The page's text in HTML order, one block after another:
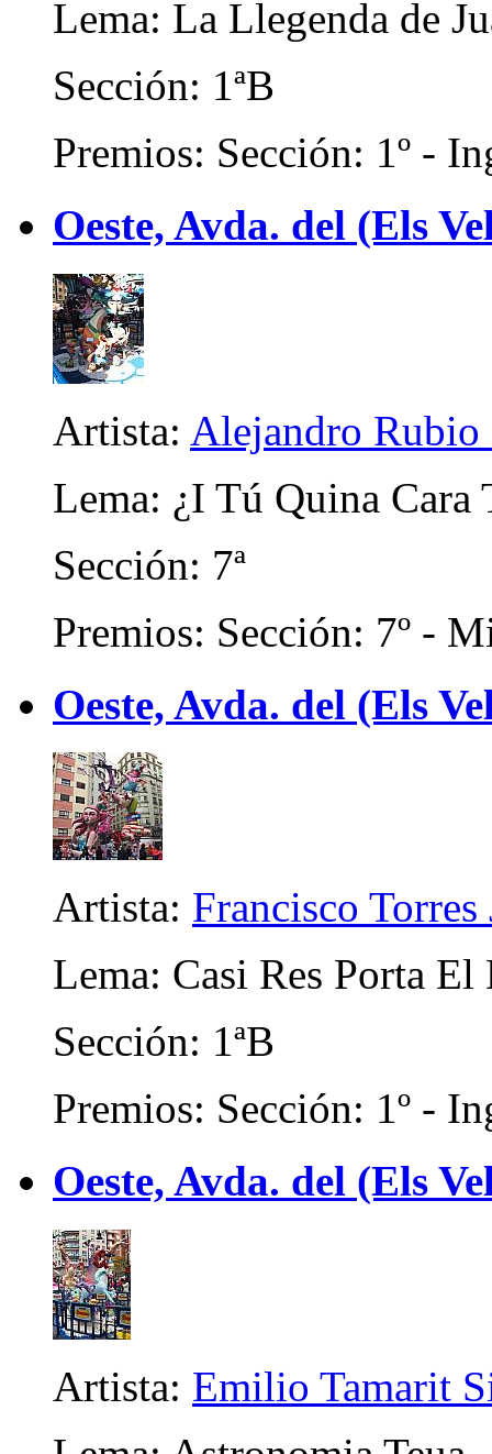
Lema: La Llegenda de
Sección: 1ªB
Premios: Sección: 1º -
Oeste, Avda. del (Els
Artista: Alejandro Rubio
Lema: ¿I Tú Quina Cara
Sección: 7ª
Premios: Sección: 7º -
Oeste, Avda. del (Els
Artista: Francisco
Lema: Casi Res Porta
Sección: 1ªB
Premios: Sección: 1º -
Oeste, Avda. del (Els
Artista: Emilio Tamarit